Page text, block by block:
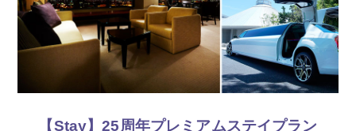
期間
2019年12月31日（火）まで
※7日前までに要予約
【Stay】25周年プレミアムステイプラン